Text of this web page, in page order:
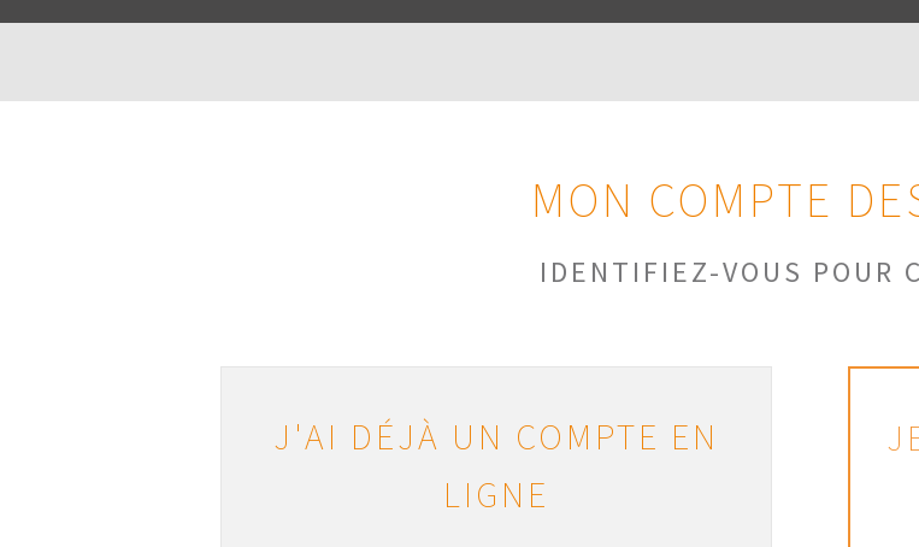
MON COMPTE
IDENTIFIEZ-VOUS POUR
J'AI DÉJÀ UN COMPTE EN
LIGNE